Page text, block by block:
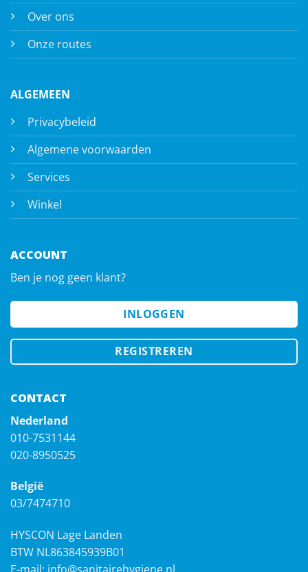
Over ons
Onze routes
ALGEMEEN
Privacybeleid
Algemene voorwaarden
Services
Winkel
ACCOUNT
Ben je nog geen klant?
INLOGGEN
REGISTREREN
CONTACT
Nederland
010-7531144
020-8950525
België
03/7474710
HYSCON Lage Landen
BTW NL863845939B01